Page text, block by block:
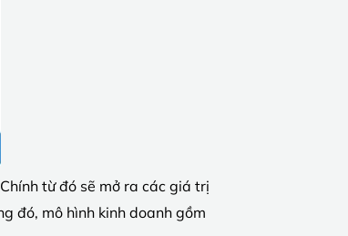
từ đó sẽ mở ra các giá trị
đó, mô hình kinh doanh gồm